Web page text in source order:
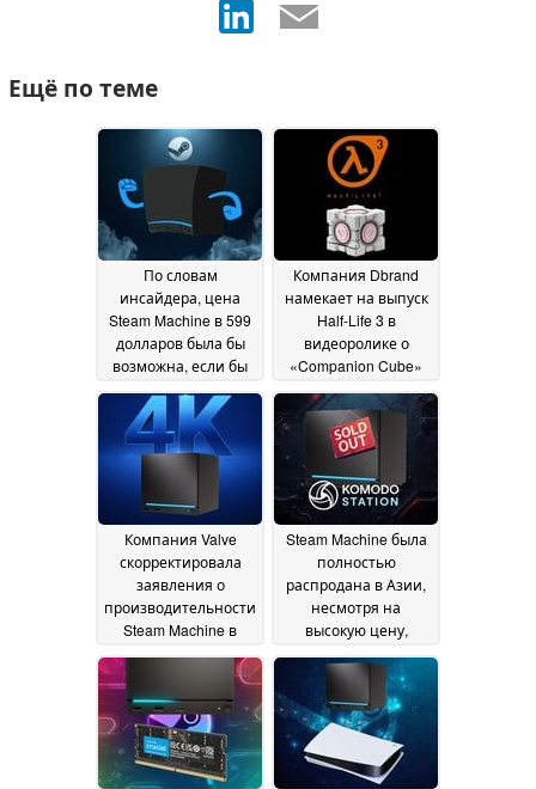
Ещё по теме
По словам
инсайдера, цена
Steam Machine в 599
долларов была бы
возможна, если бы
проблемой нехватки
памяти 28 June 2026
Компания Dbrand
намекает на выпуск
Half-Life 3 в
видеоролике о
«Companion Cube»
платформе Steam
Machine27 June 2026
Компания Valve
скорректировала
заявления о
производительности
Steam Machine в
поскольку в обзорах
подвергается
сомнению цена26
June 2026
Steam Machine была
полностью
распродана в Азии,
несмотря на
высокую цену,
магазине Valve не
принимаются
предварительные
заказы
24 June 2026